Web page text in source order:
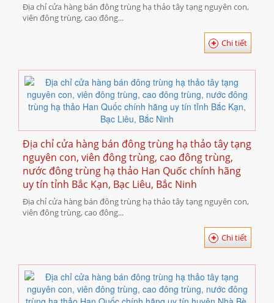
Địa chỉ cửa hàng bán đông trùng hạ thảo tây tạng nguyên con,
viên đông trùng, cao đông...
Chi tiết
Địa chỉ cửa hàng bán đông trùng hạ thảo tây tạng
nguyên con, viên đông trùng, cao đông trùng,
nước đông trùng hạ thảo Han Quốc chính hãng
uy tín tỉnh Bắc Kạn, Bạc Liêu, Bắc Ninh
Địa chỉ cửa hàng bán đông trùng hạ thảo tây tạng nguyên con,
viên đông trùng, cao đông...
Chi tiết